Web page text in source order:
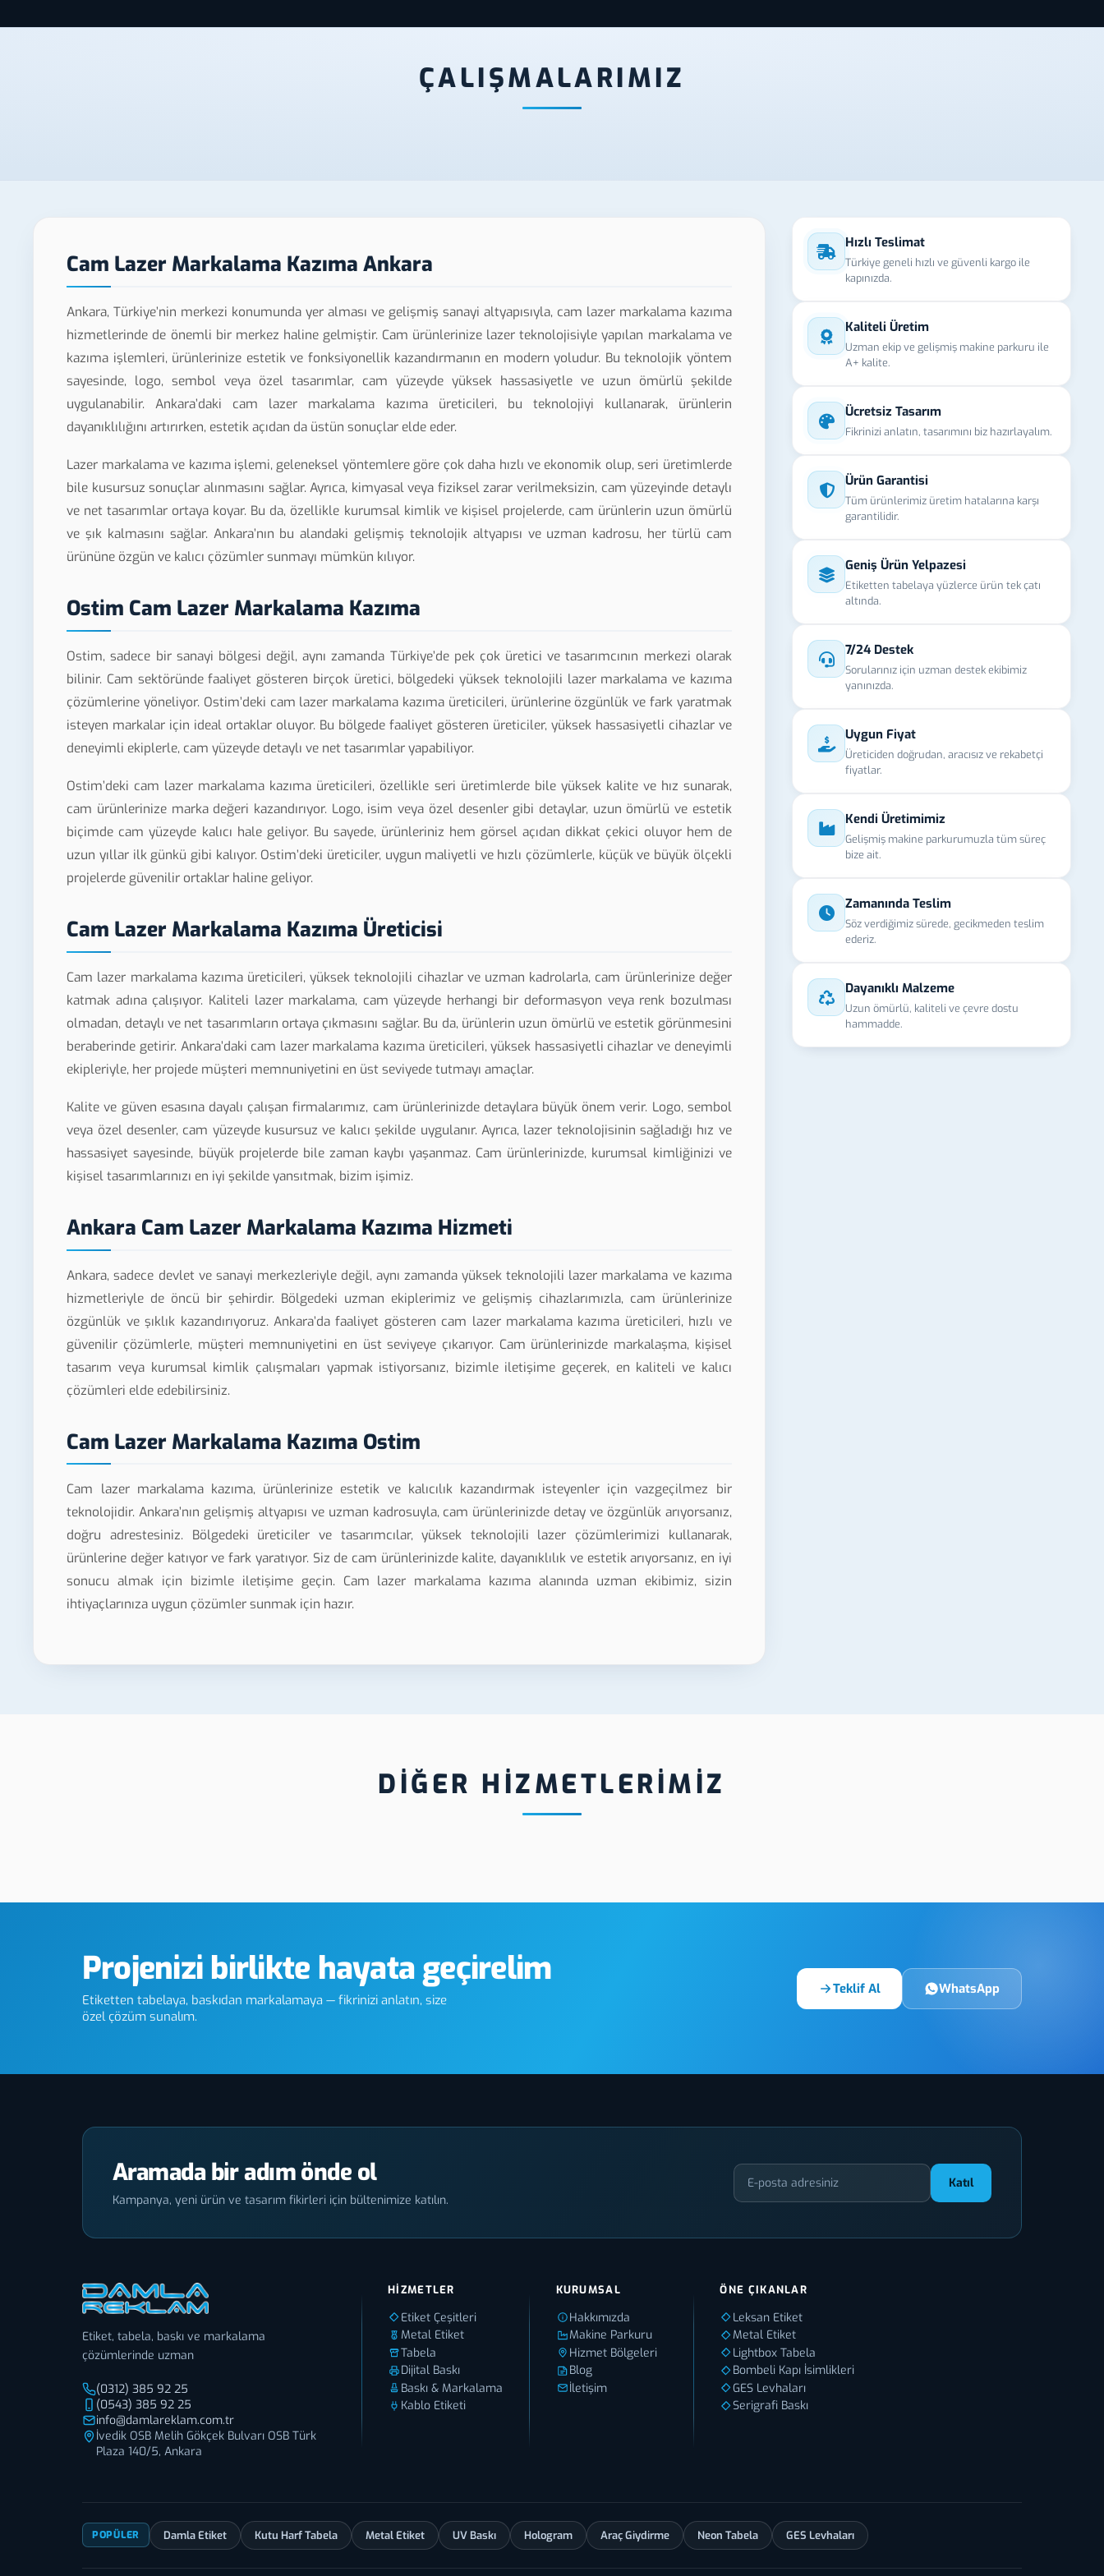
ÇALIŞMALARIMIZ
Cam Lazer Markalama Kazıma Ankara
Ankara, Türkiye’nin merkezi konumunda yer alması ve gelişmiş sanayi altyapısıyla, cam lazer markalama kazıma
hizmetlerinde de önemli bir merkez haline gelmiştir. Cam ürünlerinize lazer teknolojisiyle yapılan markalama ve
kazıma işlemleri, ürünlerinize estetik ve fonksiyonellik kazandırmanın en modern yoludur. Bu teknolojik yöntem
sayesinde, logo, sembol veya özel tasarımlar, cam yüzeyde yüksek hassasiyetle ve uzun ömürlü şekilde
uygulanabilir. Ankara’daki cam lazer markalama kazıma üreticileri, bu teknolojiyi kullanarak, ürünlerin
dayanıklılığını artırırken, estetik açıdan da üstün sonuçlar elde eder.
Lazer markalama ve kazıma işlemi, geleneksel yöntemlere göre çok daha hızlı ve ekonomik olup, seri üretimlerde
bile kusursuz sonuçlar alınmasını sağlar. Ayrıca, kimyasal veya fiziksel zarar verilmeksizin, cam yüzeyinde detaylı
ve net tasarımlar ortaya koyar. Bu da, özellikle kurumsal kimlik ve kişisel projelerde, cam ürünlerin uzun ömürlü
ve şık kalmasını sağlar. Ankara’nın bu alandaki gelişmiş teknolojik altyapısı ve uzman kadrosu, her türlü cam
ürününe özgün ve kalıcı çözümler sunmayı mümkün kılıyor.
Ostim Cam Lazer Markalama Kazıma
Ostim, sadece bir sanayi bölgesi değil, aynı zamanda Türkiye’de pek çok üretici ve tasarımcının merkezi olarak
bilinir. Cam sektöründe faaliyet gösteren birçok üretici, bölgedeki yüksek teknolojili lazer markalama ve kazıma
çözümlerine yöneliyor. Ostim’deki cam lazer markalama kazıma üreticileri, ürünlerine özgünlük ve fark yaratmak
isteyen markalar için ideal ortaklar oluyor. Bu bölgede faaliyet gösteren üreticiler, yüksek hassasiyetli cihazlar ve
deneyimli ekiplerle, cam yüzeyde detaylı ve net tasarımlar yapabiliyor.
Ostim’deki cam lazer markalama kazıma üreticileri, özellikle seri üretimlerde bile yüksek kalite ve hız sunarak,
cam ürünlerinize marka değeri kazandırıyor. Logo, isim veya özel desenler gibi detaylar, uzun ömürlü ve estetik
biçimde cam yüzeyde kalıcı hale geliyor. Bu sayede, ürünleriniz hem görsel açıdan dikkat çekici oluyor hem de
uzun yıllar ilk günkü gibi kalıyor. Ostim’deki üreticiler, uygun maliyetli ve hızlı çözümlerle, küçük ve büyük ölçekli
projelerde güvenilir ortaklar haline geliyor.
Cam Lazer Markalama Kazıma Üreticisi
Cam lazer markalama kazıma üreticileri, yüksek teknolojili cihazlar ve uzman kadrolarla, cam ürünlerinize değer
katmak adına çalışıyor. Kaliteli lazer markalama, cam yüzeyde herhangi bir deformasyon veya renk bozulması
olmadan, detaylı ve net tasarımların ortaya çıkmasını sağlar. Bu da, ürünlerin uzun ömürlü ve estetik görünmesini
beraberinde getirir. Ankara’daki cam lazer markalama kazıma üreticileri, yüksek hassasiyetli cihazlar ve deneyimli
ekipleriyle, her projede müşteri memnuniyetini en üst seviyede tutmayı amaçlar.
Kalite ve güven esasına dayalı çalışan firmalarımız, cam ürünlerinizde detaylara büyük önem verir. Logo, sembol
veya özel desenler, cam yüzeyde kusursuz ve kalıcı şekilde uygulanır. Ayrıca, lazer teknolojisinin sağladığı hız ve
hassasiyet sayesinde, büyük projelerde bile zaman kaybı yaşanmaz. Cam ürünlerinizde, kurumsal kimliğinizi ve
kişisel tasarımlarınızı en iyi şekilde yansıtmak, bizim işimiz.
Ankara Cam Lazer Markalama Kazıma Hizmeti
Ankara, sadece devlet ve sanayi merkezleriyle değil, aynı zamanda yüksek teknolojili lazer markalama ve kazıma
hizmetleriyle de öncü bir şehirdir. Bölgedeki uzman ekiplerimiz ve gelişmiş cihazlarımızla, cam ürünlerinize
özgünlük ve şıklık kazandırıyoruz. Ankara’da faaliyet gösteren cam lazer markalama kazıma üreticileri, hızlı ve
güvenilir çözümlerle, müşteri memnuniyetini en üst seviyeye çıkarıyor. Cam ürünlerinizde markalaşma, kişisel
tasarım veya kurumsal kimlik çalışmaları yapmak istiyorsanız, bizimle iletişime geçerek, en kaliteli ve kalıcı
çözümleri elde edebilirsiniz.
Cam Lazer Markalama Kazıma Ostim
Cam lazer markalama kazıma, ürünlerinize estetik ve kalıcılık kazandırmak isteyenler için vazgeçilmez bir
teknolojidir. Ankara’nın gelişmiş altyapısı ve uzman kadrosuyla, cam ürünlerinizde detay ve özgünlük arıyorsanız,
doğru adrestesiniz. Bölgedeki üreticiler ve tasarımcılar, yüksek teknolojili lazer çözümlerimizi kullanarak,
ürünlerine değer katıyor ve fark yaratıyor. Siz de cam ürünlerinizde kalite, dayanıklılık ve estetik arıyorsanız, en iyi
sonucu almak için bizimle iletişime geçin. Cam lazer markalama kazıma alanında uzman ekibimiz, sizin
ihtiyaçlarınıza uygun çözümler sunmak için hazır.
Hızlı Teslimat
Türkiye geneli hızlı ve güvenli kargo ile
kapınızda.
Kaliteli Üretim
Uzman ekip ve gelişmiş makine parkuru ile
A+ kalite.
Ücretsiz Tasarım
Fikrinizi anlatın, tasarımını biz hazırlayalım.
Ürün Garantisi
Tüm ürünlerimiz üretim hatalarına karşı
garantilidir.
Geniş Ürün Yelpazesi
Etiketten tabelaya yüzlerce ürün tek çatı
altında.
7/24 Destek
Sorularınız için uzman destek ekibimiz
yanınızda.
Uygun Fiyat
Üreticiden doğrudan, aracısız ve rekabetçi
fiyatlar.
Kendi Üretimimiz
Gelişmiş makine parkurumuzla tüm süreç
bize ait.
Zamanında Teslim
Söz verdiğimiz sürede, gecikmeden teslim
ederiz.
Dayanıklı Malzeme
Uzun ömürlü, kaliteli ve çevre dostu
hammadde.
DİĞER HİZMETLERİMİZ
Projenizi birlikte hayata geçirelim
Etiketten tabelaya, baskıdan markalamaya — fikrinizi anlatın, size
özel çözüm sunalım.
Teklif Al WhatsApp
Aramada bir adım önde ol
Kampanya, yeni ürün ve tasarım fikirleri için bültenimize katılın.
Katıl
Etiket, tabela, baskı ve markalama
çözümlerinde uzman
(0312) 385 92 25
(0543) 385 92 25
info@damlareklam.com.tr
İvedik OSB Melih Gökçek Bulvarı OSB Türk
Plaza 140/5, Ankara
HIZMETLER
Etiket Çeşitleri
Metal Etiket
Tabela
Dijital Baskı
Baskı & Markalama
Kablo Etiketi
KURUMSAL
Hakkımızda
Makine Parkuru
Hizmet Bölgeleri
Blog
İletişim
ÖNE ÇIKANLAR
Leksan Etiket
Metal Etiket
Lightbox Tabela
Bombeli Kapı İsimlikleri
GES Levhaları
Serigrafi Baskı
POPÜLER Damla Etiket Kutu Harf Tabela Metal Etiket UV Baskı Hologram Araç Giydirme Neon Tabela GES Levhaları